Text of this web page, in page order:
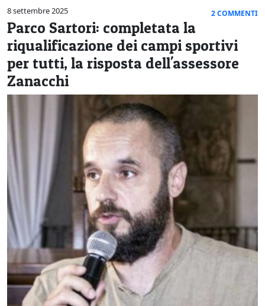
CULTURA
LA STORIA
SPETTACOLI
L'EDITORIALE
8 settembre 2025 2 COMMENTI
Parco Sartori: completata la
riqualificazione dei campi sportivi
per tutti, la risposta dell'assessore
Zanacchi